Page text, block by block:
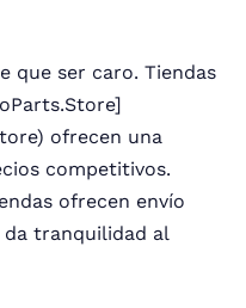
que ser caro. Tiendas
ofrecen una
competitivos.
ofrecen envío
tranquilidad al